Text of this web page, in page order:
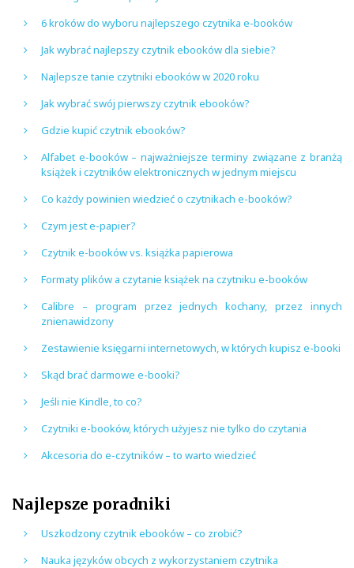
6 kroków do wyboru najlepszego czytnika e-booków
Jak wybrać najlepszy czytnik ebooków dla siebie?
Najlepsze tanie czytniki ebooków w 2020 roku
Jak wybrać swój pierwszy czytnik ebooków?
Gdzie kupić czytnik ebooków?
Alfabet e-booków – najważniejsze terminy związane z branżą
książek i czytników elektronicznych w jednym miejscu
Co każdy powinien wiedzieć o czytnikach e-booków?
Czym jest e-papier?
Czytnik e-booków vs. książka papierowa
Formaty plików a czytanie książek na czytniku e-booków
Calibre – program przez jednych kochany, przez innych
znienawidzony
Zestawienie księgarni internetowych, w których kupisz e-booki
Skąd brać darmowe e-booki?
Jeśli nie Kindle, to co?
Czytniki e-booków, których użyjesz nie tylko do czytania
Akcesoria do e-czytników – to warto wiedzieć
Najlepsze poradniki
Uszkodzony czytnik ebooków – co zrobić?
Nauka języków obcych z wykorzystaniem czytnika